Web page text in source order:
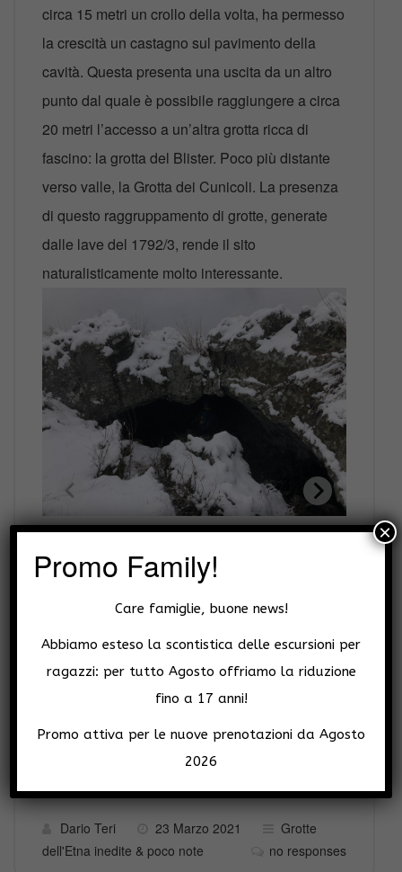
circa 15 metri un crollo della volta, ha permesso
la crescità un castagno sul pavimento della
cavità. Questa presenta una uscita da un altro
punto dal quale è possibile raggiungere a circa
20 metri l’accesso a un’altra grotta ricca di
fascino: la grotta del Blister. Poco più distante
verso valle, la Grotta dei Cunicoli. La presenza
di questo raggruppamento di grotte, generate
dalle lave del 1792/3, rende il sito
naturalisticamente molto interessante.
[osm_map_v3 map_center=”37.6888,15.0602″
zoom=”16.5″ width=”95%” height=”450″
Dario Teri 23 Marzo 2021
Grotte
dell'Etna inedite & poco note
no responses
Promo Family!
Care famiglie, buone news!
Abbiamo esteso la scontistica delle escursioni per
ragazzi: per tutto Agosto offriamo la riduzione
fino a 17 anni!
Promo attiva per le nuove prenotazioni da Agosto
2026
×